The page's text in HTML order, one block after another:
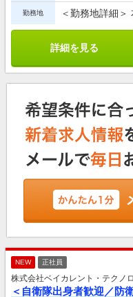
勤務地 ＜勤務地詳細＞
詳細を見る
NEW 正社員
株式会社ベイカレント・テクノ
＜自衛隊出身者歓迎／防